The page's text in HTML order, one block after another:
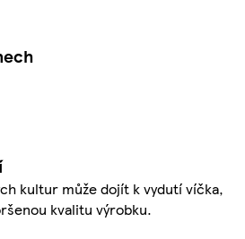
kultur může dojít k vydutí víčka,
kvalitu výrobku.